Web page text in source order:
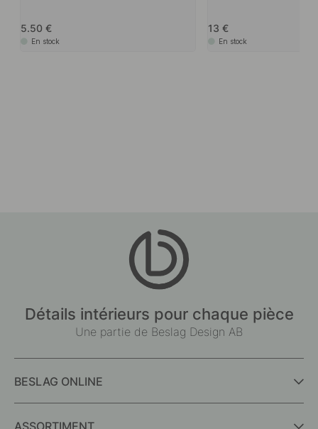
5.50
En stock
13
En stock
Détails intérieurs pour chaque pièce
Une partie de Beslag Design AB
BESLAG ONLINE
ASSORTIMENT